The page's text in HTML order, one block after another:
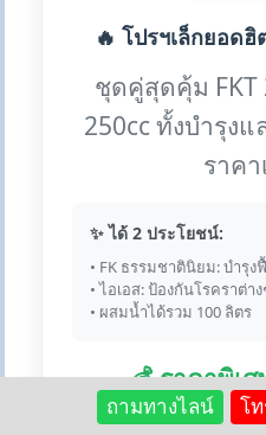
🔥 โปรฯเล็กยอด
ชุดคู่สุดคุ้ม FKT
250cc ทั้งบำรุง
ราคา
✨ ได้ 2 ประโยชน์:
• FK ธรรมชาตินิยม: บำรุง
• ไอเอส: ป้องกันโรคราต่าง
• ผสมน้ำได้รวม 100 ลิตร
💰 ราคาพิเ
(ปกติ 740 บาท ป
ถามทางไลน์ โ